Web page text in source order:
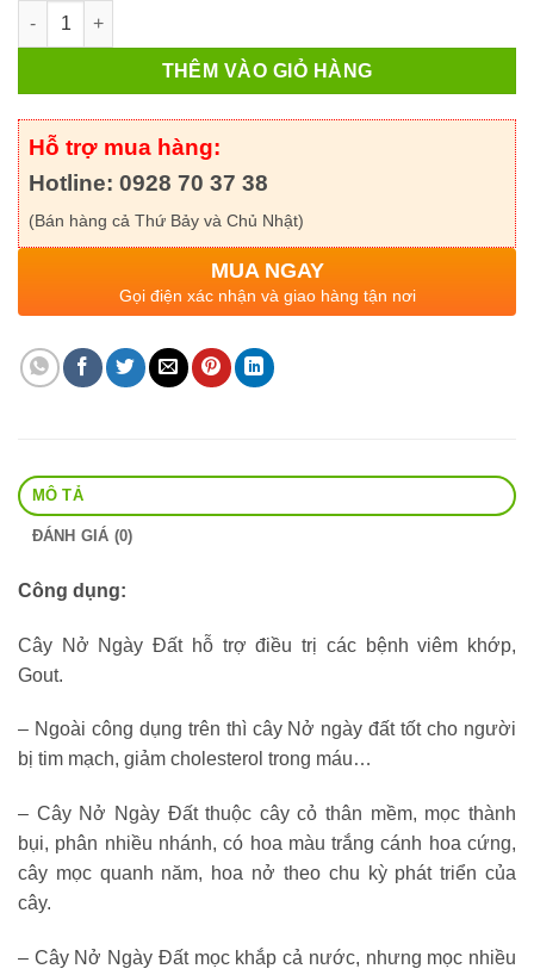
Cây Nở Ngày Đất (Khô) số lượng
THÊM VÀO GIỎ HÀNG
Hỗ trợ mua hàng:
Hotline: 0928 70 37 38
(Bán hàng cả Thứ Bảy và Chủ Nhật)
MUA NGAY
Gọi điện xác nhận và giao hàng tận nơi
MÔ TẢ
ĐÁNH GIÁ (0)
Công dụng:
Cây Nở Ngày Đất hỗ trợ điều trị các bệnh viêm khớp,
Gout.
– Ngoài công dụng trên thì cây Nở ngày đất tốt cho người
bị tim mạch, giảm cholesterol trong máu…
– Cây Nở Ngày Đất thuộc cây cỏ thân mềm, mọc thành
bụi, phân nhiều nhánh, có hoa màu trắng cánh hoa cứng,
cây mọc quanh năm, hoa nở theo chu kỳ phát triển của
cây.
– Cây Nở Ngày Đất mọc khắp cả nước, nhưng mọc nhiều